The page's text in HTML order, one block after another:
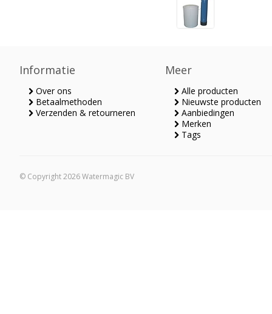
Informatie
Over ons
Betaalmethoden
Verzenden & retourneren
Meer
Alle producten
Nieuwste producten
Aanbiedingen
Merken
Tags
© Copyright 2026 Watermagic BV